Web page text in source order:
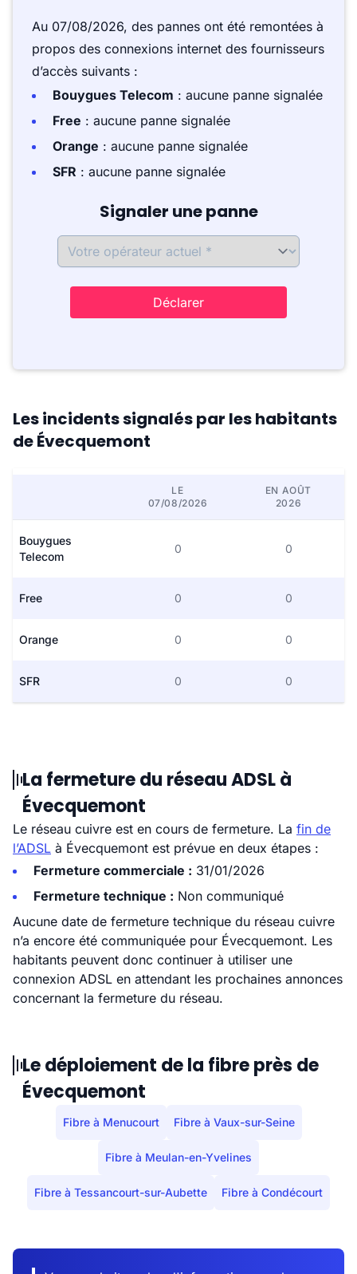
Au 07/08/2026, des pannes ont été remontées à
propos des connexions internet des fournisseurs
d’accès suivants :
Bouygues Telecom : aucune panne signalée
Free : aucune panne signalée
Orange : aucune panne signalée
SFR : aucune panne signalée
Signaler une panne
Déclarer
Les incidents signalés par les habitants
de Évecquemont
LE
07/08/2026
EN AOÛT
2026
Bouygues
Telecom
0 0
Free 0 0
Orange 0 0
SFR 0 0
La fermeture du réseau ADSL à
Évecquemont
Le réseau cuivre est en cours de fermeture. La fin de
l’ADSL à Évecquemont est prévue en deux étapes :
Fermeture commerciale : 31/01/2026
Fermeture technique : Non communiqué
Aucune date de fermeture technique du réseau cuivre
n’a encore été communiquée pour Évecquemont. Les
habitants peuvent donc continuer à utiliser une
connexion ADSL en attendant les prochaines annonces
concernant la fermeture du réseau.
Le déploiement de la fibre près de
Évecquemont
Fibre à Menucourt Fibre à Vaux-sur-Seine
Fibre à Meulan-en-Yvelines
Fibre à Tessancourt-sur-Aubette Fibre à Condécourt